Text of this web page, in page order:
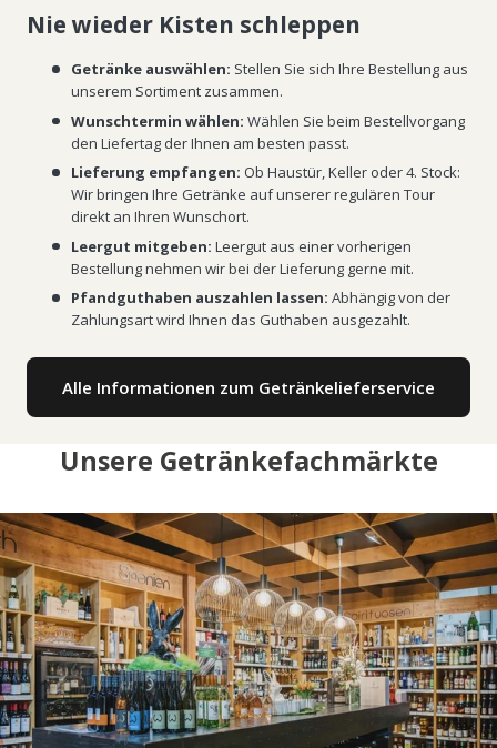
Nie wieder Kisten schleppen
Getränke auswählen: Stellen Sie sich Ihre Bestellung aus
unserem Sortiment zusammen.
Wunschtermin wählen: Wählen Sie beim Bestellvorgang
den Liefertag der Ihnen am besten passt.
Lieferung empfangen: Ob Haustür, Keller oder 4. Stock:
Wir bringen Ihre Getränke auf unserer regulären Tour
direkt an Ihren Wunschort.
Leergut mitgeben: Leergut aus einer vorherigen
Bestellung nehmen wir bei der Lieferung gerne mit.
Pfandguthaben auszahlen lassen: Abhängig von der
Zahlungsart wird Ihnen das Guthaben ausgezahlt.
Alle Informationen zum Getränkelieferservice
Unsere Getränkefachmärkte